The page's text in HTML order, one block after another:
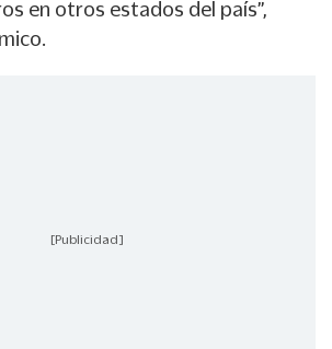
en otros estados del país”,
[Publicidad]